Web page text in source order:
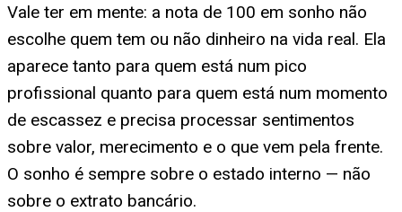
Vale ter em mente: a nota de 100 em sonho não
escolhe quem tem ou não dinheiro na vida real. Ela
aparece tanto para quem está num pico
profissional quanto para quem está num momento
de escassez e precisa processar sentimentos
sobre valor, merecimento e o que vem pela frente.
O sonho é sempre sobre o estado interno — não
sobre o extrato bancário.